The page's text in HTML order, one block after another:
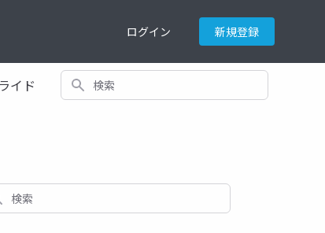
ログイン 新規登録
イド 検索